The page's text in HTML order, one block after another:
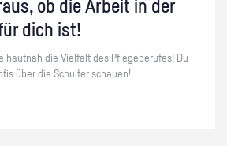
ob die Ar­beit in der
dich ist!
haut­nah die Viel­falt des Pfle­ge­be­ru­fes! Du
über die Schul­ter schau­en!